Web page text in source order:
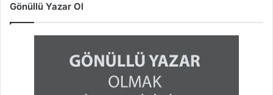
Gönüllü Yazar Ol